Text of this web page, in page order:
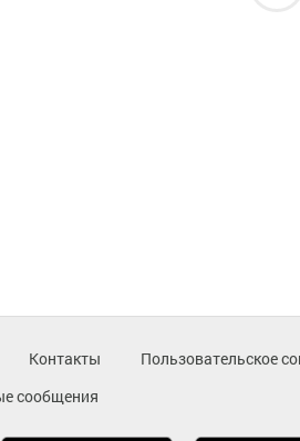
Контакты Пользовательское
сообщения